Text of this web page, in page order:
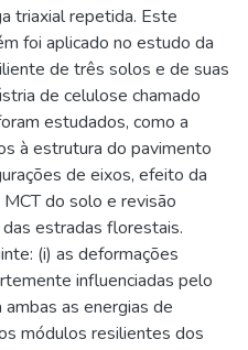
triaxial repetida. Este
foi aplicado no estudo da
de três solos e de suas
de celulose chamado
estudados, como a
à estrutura do pavimento
de eixos, efeito da
do solo e revisão
estradas florestais.
(i) as deformações
influenciadas pelo
as energias de
módulos resilientes dos